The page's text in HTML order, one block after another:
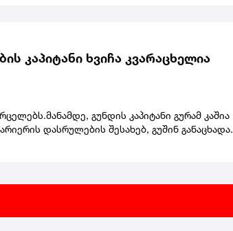
კაპიტანი ხვიჩა კვარაცხელია
გუნდის კაპიტანი გურამ კაშია
დასრულების შესახებ, გუშინ განაცხადა.